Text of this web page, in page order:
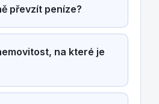
převzít peníze?
na které je